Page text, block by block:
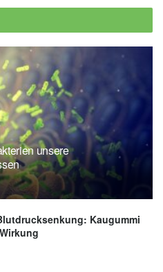
unsere
Kaugummi